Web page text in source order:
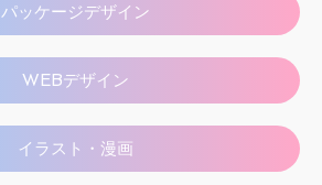
パッケージデザイン
WEBデザイン
イラスト・漫画